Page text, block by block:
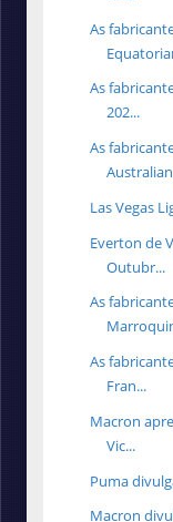
As
As
202...
As
Las Vegas
Everton de
Outubr...
As
As
Fran...
Macron
Vic...
Puma
Macron